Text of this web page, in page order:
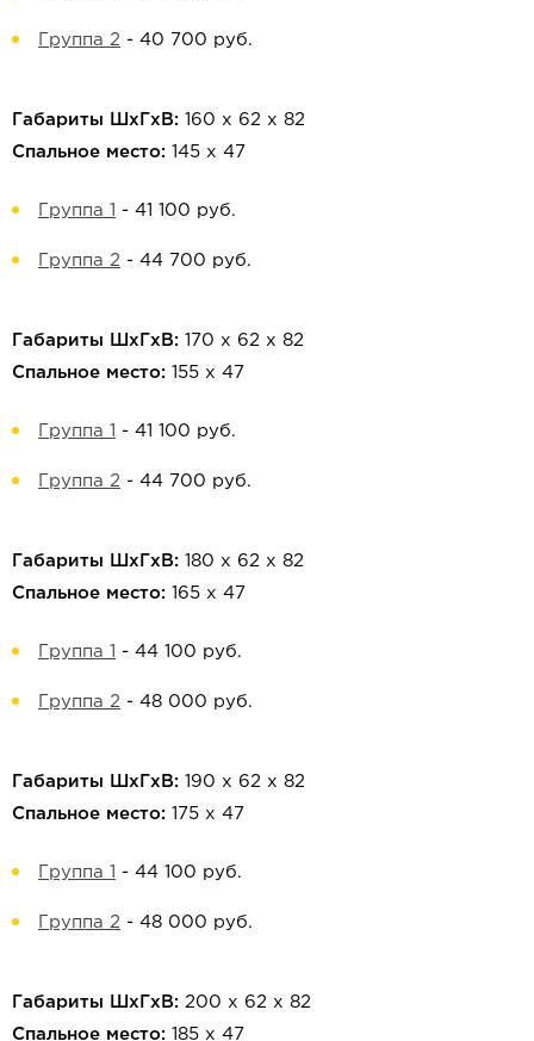
Группа 2 - 40 700 руб.
Габариты ШхГхВ: 160 х 62 х 82
Спальное место: 145 х 47
Группа 1 - 41 100 руб.
Группа 2 - 44 700 руб.
Габариты ШхГхВ: 170 х 62 х 82
Спальное место: 155 х 47
Группа 1 - 41 100 руб.
Группа 2 - 44 700 руб.
Габариты ШхГхВ: 180 х 62 х 82
Спальное место: 165 х 47
Группа 1 - 44 100 руб.
Группа 2 - 48 000 руб.
Габариты ШхГхВ: 190 х 62 х 82
Спальное место: 175 х 47
Группа 1 - 44 100 руб.
Группа 2 - 48 000 руб.
Габариты ШхГхВ: 200 х 62 х 82
Спальное место: 185 х 47